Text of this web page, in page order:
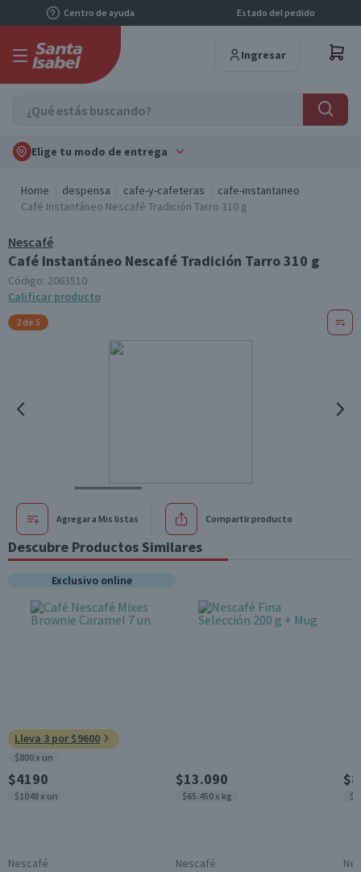
Centro de ayuda Estado del pedido
Ingresar
Elige tu modo de entrega
Home despensa cafe-y-cafeteras
cafe-instantaneo
Café Instantáneo Nescafé Tradición Tarro 310 g
Nescafé
Café Instantáneo Nescafé Tradición Tarro 310 g
Código: 2063510
Calificar producto
2 de 5
Agregar a Mis listas Compartir producto
Descubre Productos Similares
Exclusivo online
Lleva 3 por $9600
$800 x un
$4190
$1048 x un
Nescafé
$13.090
$65.450 x kg
Nescafé